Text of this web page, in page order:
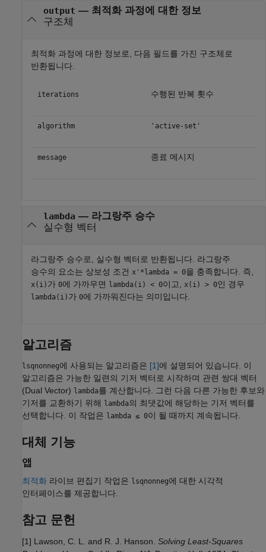
output — 최적화 과정에 대한 정보
구조체
최적화 과정에 대한 정보로, 다음 필드를 가진 구조체로
반환됩니다.
iterations 수행된 반복 횟수
algorithm 'active-set'
message 종료 메시지
lambda — 라그랑주 승수
실수형 벡터
라그랑주 승수로, 실수형 벡터로 반환됩니다. 라그랑주
승수의 요소는 상보성 조건 x'*lambda = 0을 충족합니다. 즉,
x(i) 가 0에 가까우면 lambda(i) < 0이고, x(i) > 0인 경우
lambda(i) 가 0에 가까워진다는 의미입니다.
알고리즘
lsqnonneg에 사용되는 알고리즘은 [1]에 설명되어 있습니다. 이
알고리즘은 가능한 일련의 기저 벡터로 시작하며 관련 쌍대 벡터
(Dual Vector) lambda를 계산합니다. 그런 다음 다른 가능한 후보와
기저를 교환하기 위해 lambda의 최댓값에 해당하는 기저 벡터를
선택합니다. 이 작업은 lambda ≤ 0이 될 때까지 계속됩니다.
대체 기능
앱
최적화 라이브 편집기 작업은 lsqnonneg에 대한 시각적
인터페이스를 제공합니다.
참고 문헌
[1] Lawson, C. L. and R. J. Hanson. Solving Least-Squares